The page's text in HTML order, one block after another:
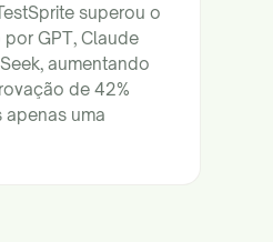
superou o
GPT, Claude
aumentando
de 42%
apenas uma